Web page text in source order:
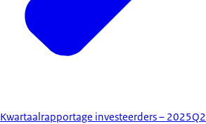
Kwartaalrapportage investeerders – 2025Q2